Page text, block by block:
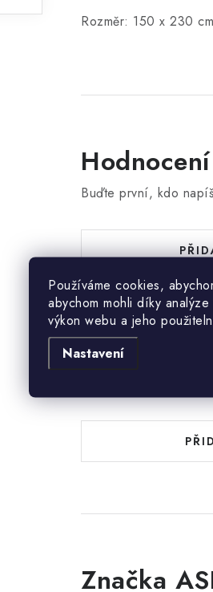
Používáme cookies,
abychom mohli díky
výkon webu a jeho
Nastavení
Rozměr: 150 x 230 cm
Buďte první, kdo
Značka